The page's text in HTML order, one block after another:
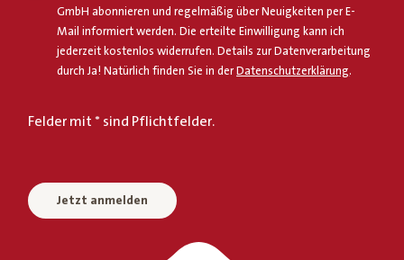
GmbH abonnieren und regelmäßig über Neuigkeiten per E-
Mail informiert werden. Die erteilte Einwilligung kann ich
jederzeit kostenlos widerrufen. Details zur Datenverarbeitung
durch Ja! Natürlich finden Sie in der Datenschutzerklärung.
Felder mit * sind Pflichtfelder.
Jetzt anmelden